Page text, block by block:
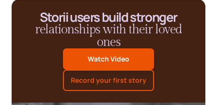
Storii users build stronger
relationships with their loved
ones
Watch Video
Record your first story